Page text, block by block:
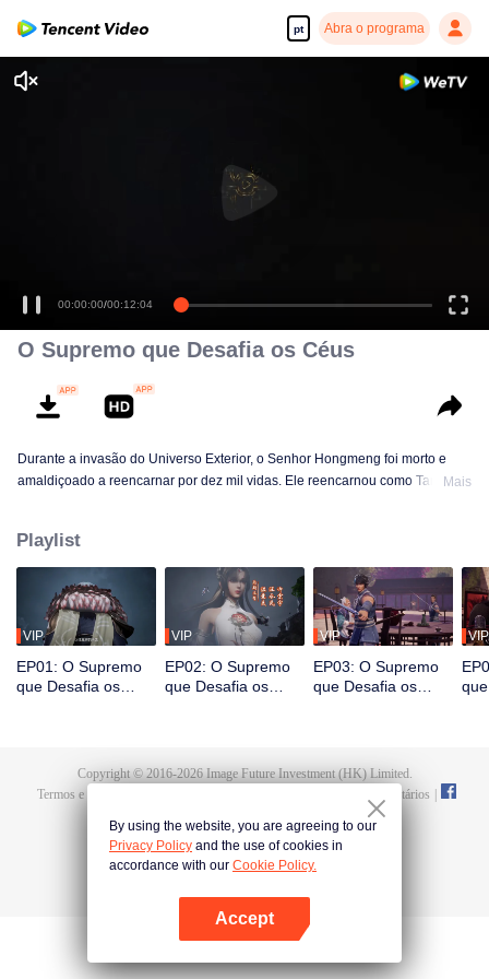
pt Abra o programa
Abra o programa
00:00:00/00:12:04
O Supremo que Desafia os Céus
Durante a invasão do Universo Exterior, o Senhor Hongmeng foi morto e
amaldiçoado a reencarnar por dez mil vidas. Ele reencarnou como Tan Yun
espancado, despertando a memória do Hongmeng. Então, Tan Yun adquiriu
um talento de nível divino para aumentar sua cultivação. Tan Yun vingou a
morte de sua família e unificou todo o continente.
Mais
Playlist
VIP
EP01: O Supremo
que Desafia os
VIP
EP02: O Supremo
que Desafia os
VIP
EP03: O Supremo
que Desafia os
VIP
Copyright © 2016-2026Image Future Investment (HK) Limited.
Termos e Condições
Comentários
By using the website, you are agreeing to our
Privacy Policy and the use of cookies in
accordance with our Cookie Policy.
Accept